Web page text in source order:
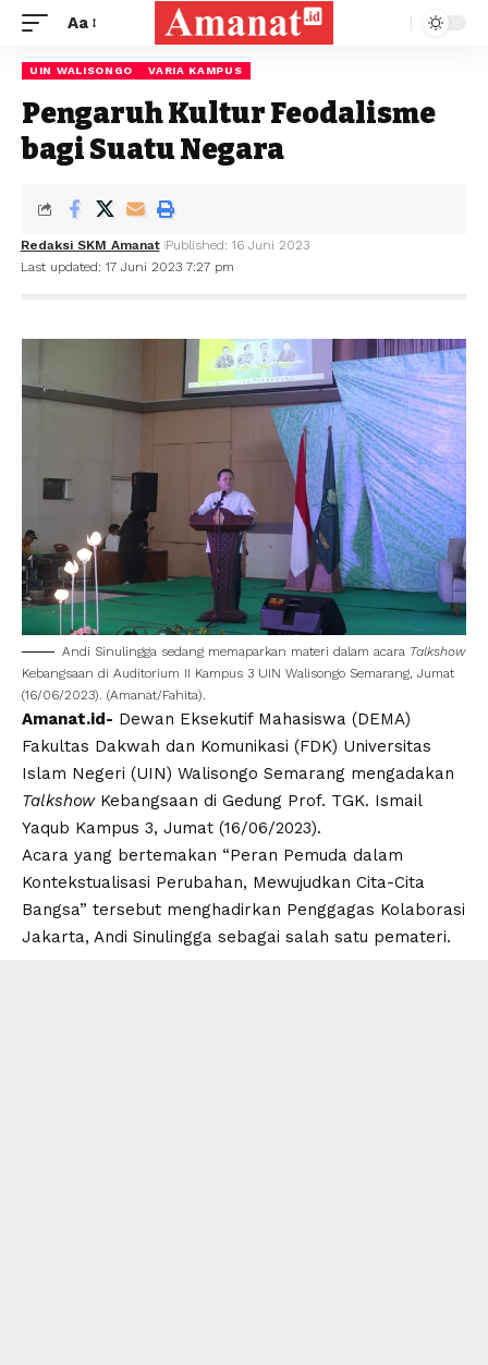
Aa
UIN WALISONGO VARIA KAMPUS
Pengaruh Kultur Feodalisme
bagi Suatu Negara
Last updated: 17 Juni 2023 7:27 pm
Redaksi SKM Amanat Published: 16 Juni 2023
Andi Sinulingga sedang memaparkan materi dalam acara Talkshow
Kebangsaan di Auditorium II Kampus 3 UIN Walisongo Semarang, Jumat
(16/06/2023). (Amanat/Fahita).
Amanat.id- Dewan Eksekutif Mahasiswa (DEMA)
Fakultas Dakwah dan Komunikasi (FDK) Universitas
Islam Negeri (UIN) Walisongo Semarang mengadakan
TalkshowKebangsaan di Gedung Prof. TGK. Ismail
Yaqub Kampus 3, Jumat (16/06/2023).
Acara yang bertemakan “Peran Pemuda dalam
Kontekstualisasi Perubahan, Mewujudkan Cita-Cita
Bangsa” tersebut menghadirkan Penggagas Kolaborasi
Jakarta, Andi Sinulingga sebagai salah satu pemateri.